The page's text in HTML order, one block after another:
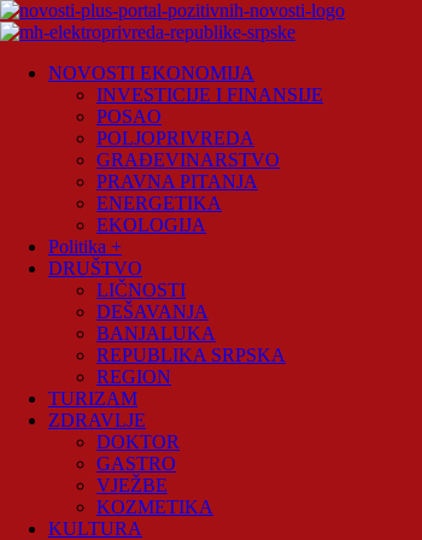
Skip
to
Plus
NOVOSTI EKONOMIJA
INVESTICIJE I FINANSIJE
POSAO
POLJOPRIVREDA
GRAĐEVINARSTVO
PRAVNA PITANJA
ENERGETIKA
EKOLOGIJA
Politika +
DRUŠTVO
LIČNOSTI
DEŠAVANJA
BANJALUKA
REPUBLIKA SRPSKA
REGION
TURIZAM
ZDRAVLJE
DOKTOR
GASTRO
VJEŽBE
KOZMETIKA
KULTURA